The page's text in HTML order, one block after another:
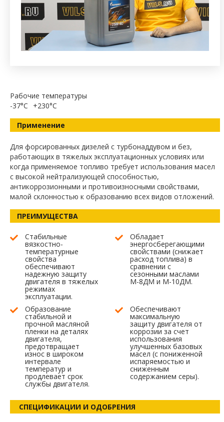
Рабочие температуры
-37°C
+230°C
Применение
Для форсированных дизелей с турбонаддувом и без,
работающих в тяжелых эксплуатационных условиях или
когда применяемое топливо требует использования масел
с высокой нейтрализующей способностью,
антикоррозионными и противоизносными свойствами,
малой склонностью к образованию всех видов отложений.
ПРЕИМУЩЕСТВА
Стабильные
вязкостно-
температурные
свойства
обеспечивают
надежную защиту
двигателя в тяжелых
режимах
эксплуатации.
Обладает
энергосберегающими
свойствами (снижает
расход топлива) в
сравнении с
сезонными маслами
М-8ДМ и М-10ДМ.
Образование
стабильной и
прочной масляной
пленки на деталях
двигателя,
предотвращает
износ в широком
интервале
температур и
продлевает срок
службы двигателя.
Обеспечивают
максимальную
защиту двигателя от
коррозии за счет
использования
улучшенных базовых
масел (с пониженной
испаряемостью и
сниженным
содержанием серы).
СПЕЦИФИКАЦИИ И ОДОБРЕНИЯ